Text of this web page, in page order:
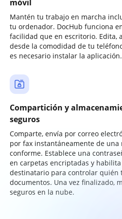
móvil
Mantén tu trabajo en marcha
tu ordenador. DocHub funciona
facilidad que en escritorio. Edita,
desde la comodidad de tu
es necesario instalar la aplicación.
Compartición y
seguros
Comparte, envía por correo
por fax instantáneamente de una
conforme. Establece una
en carpetas encriptadas y
destinatario para controlar quién
documentos. Una vez finalizado,
seguros en la nube.